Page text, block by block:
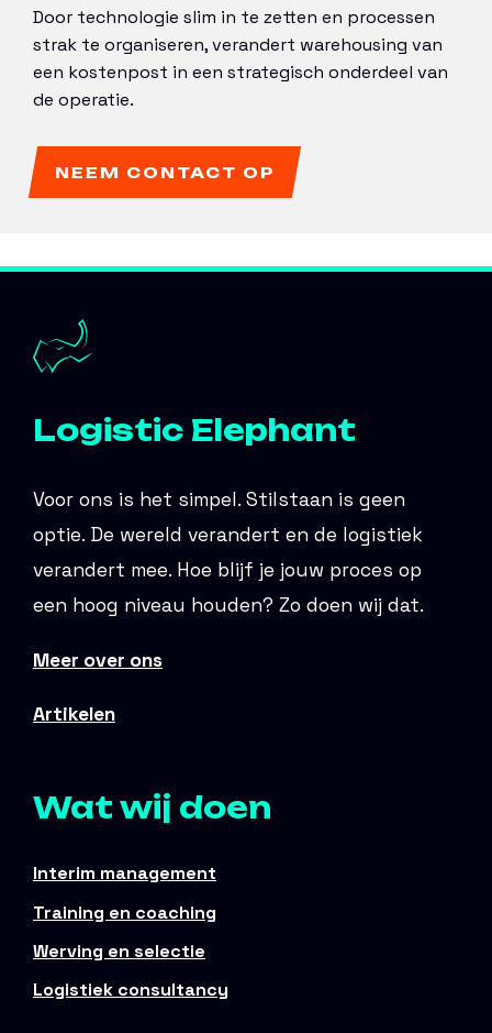
Door technologie slim in te zetten en processen
strak te organiseren, verandert warehousing van
een kostenpost in een strategisch onderdeel van
de operatie.
NEEM CONTACT OP
Logistic Elephant
Voor ons is het simpel. Stilstaan is geen
optie. De wereld verandert en de logistiek
verandert mee. Hoe blijf je jouw proces op
een hoog niveau houden? Zo doen wij dat.
Meer over ons
Artikelen
Wat wij doen
Interim management
Training en coaching
Werving en selectie
Logistiek consultancy